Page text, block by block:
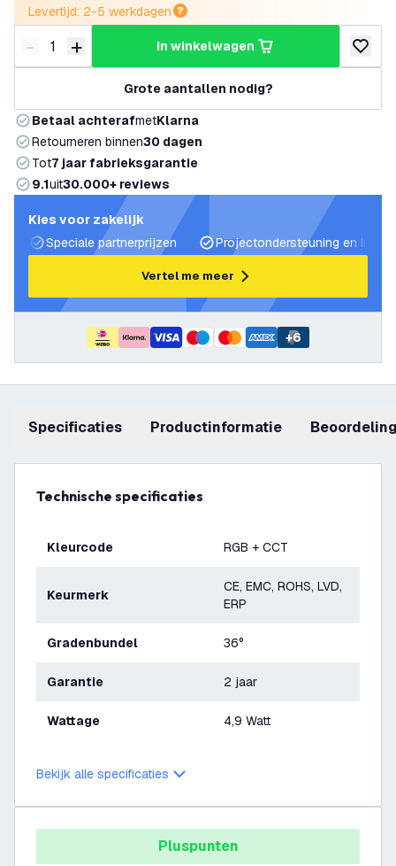
Levertijd: 2-5 werkdagen
Verminder hoeveelheid
- Verhoog hoeveelheid
+ in winkelwagen
Grote aantallen nodig?
Betaal achterafmetKlarna
Retourneren binnen30 dagen
Tot7 jaar fabrieksgarantie
9.1uit30.000+ reviews
Kies voor zakelijk
Speciale partnerprijzen
Projectondersteuning en
Vertel me meer
+6
Specificaties productinformatie
Technische specificaties
Kleurcode RGB + CCT
Keurmerk
CE, EMC, ROHS, LVD,
ERP
Gradenbundel 36°
Garantie 2 jaar
Wattage 4,9 Watt
Bekijk alle specificaties
Pluspunten